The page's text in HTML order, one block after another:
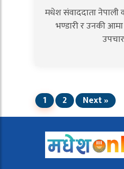
मधेश संवाददाता नेपाली
भण्डारी र उनकी
1 2 Next »